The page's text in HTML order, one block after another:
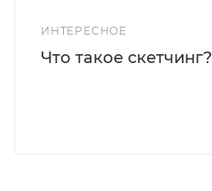
ИНТЕРЕСНОЕ
Что такое скетчинг?